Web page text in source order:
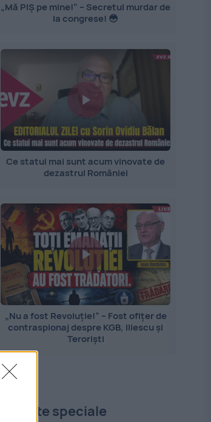
„Mă PIȘ pe mine!” – Secretul murdar de
la congrese! 😳
Ce statui mai sunt acum vinovate de
dezastrul României
„Nu a fost Revoluție!” – Fost ofițer de
contraspionaj despre KGB, Iliescu și
Teroriști
Proiecte speciale